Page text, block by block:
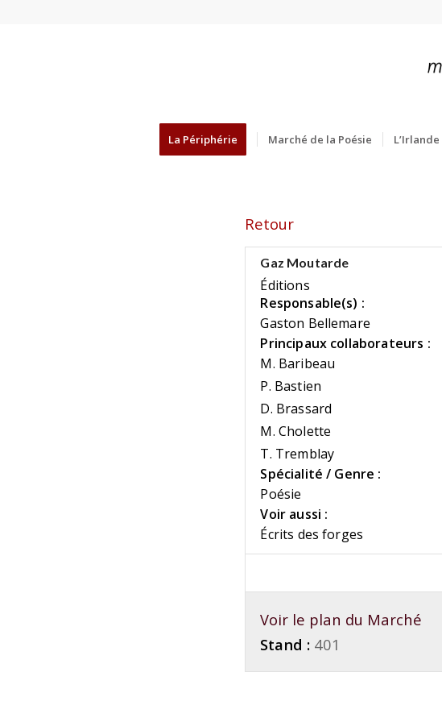
La Périphérie Marché de la Poésie
Retour
Gaz Moutarde
Éditions
Responsable(s) :
Gaston Bellemare
Principaux collaborateurs :
M. Baribeau
P. Bastien
D. Brassard
M. Cholette
T. Tremblay
Spécialité / Genre :
Poésie
Voir aussi :
Écrits des forges
Voir le plan du Marché
Stand : 401